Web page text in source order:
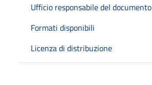
Ufficio responsabile del documento
Formati disponibili
Licenza di distribuzione